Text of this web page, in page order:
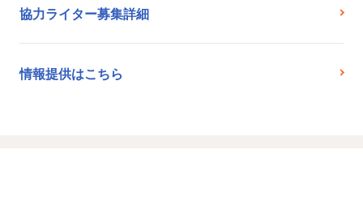
協力ライター募集詳細
情報提供はこちら